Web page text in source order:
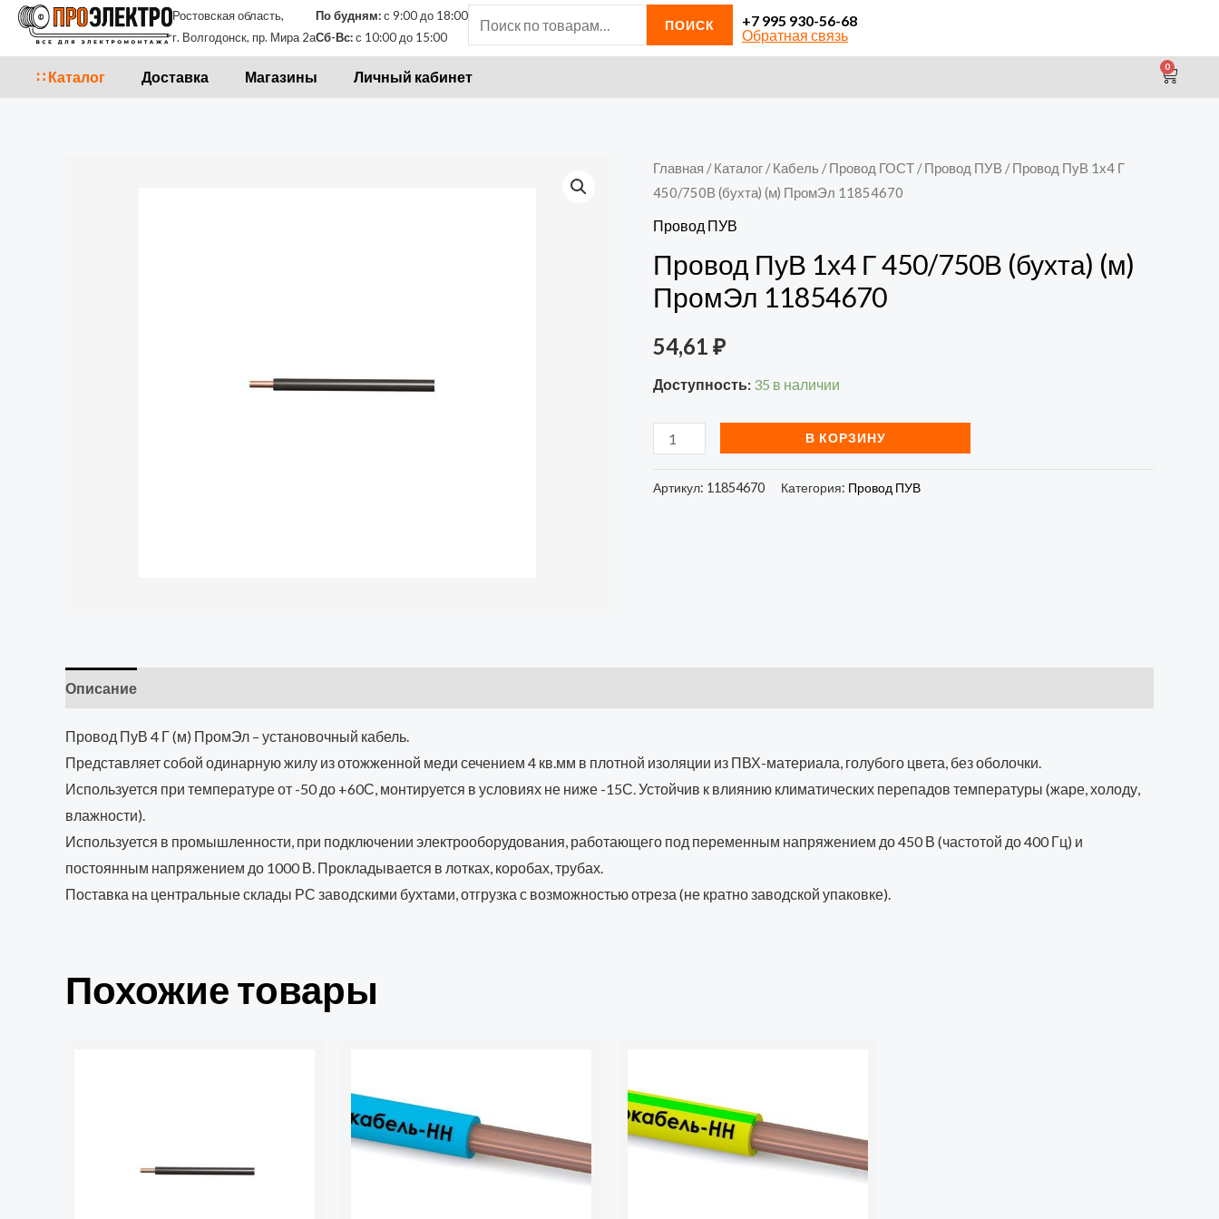
Перейти
Ростовская область,
г. Волгодонск, пр. Мира 2а
По будням:с 9:00 до 18:00
Сб-Вс:с 10:00 до 15:00
Искать: ПОИСК
+7 995 930-56-68
Обратная связь
∷ Каталог Доставка Магазины Личный кабинет
0
Главная /Каталог /Кабель /Провод ГОСТ /Провод ПУВ / Провод ПуВ 1х4 Г
450/750В (бухта) (м) ПромЭл 11854670
Провод ПУВ
Провод ПуВ 1х4 Г 450/750В (бухта) (м)
ПромЭл 11854670
54,61 ₽
Доступность: 35 в наличии
Количество
товара
Провод
1х4
(бухта)
(м)
11854670
В КОРЗИНУ
Артикул: 11854670 Категория: Провод ПУВ
Описание
Провод ПуВ 4 Г (м) ПромЭл – установочный кабель.
Представляет собой одинарную жилу из отожженной меди сечением 4 кв.мм в плотной изоляции из ПВХ-материала, голубого цвета, без оболочки.
Используется при температуре от -50 до +60С, монтируется в условиях не ниже -15С. Устойчив к влиянию климатических перепадов температуры (жаре, холоду,
влажности).
Используется в промышленности, при подключении электрооборудования, работающего под переменным напряжением до 450 В (частотой до 400 Гц) и
постоянным напряжением до 1000 В. Прокладывается в лотках, коробах, трубах.
Поставка на центральные склады РС заводскими бухтами, отгрузка с возможностью отреза (не кратно заводской упаковке).
Похожие товары